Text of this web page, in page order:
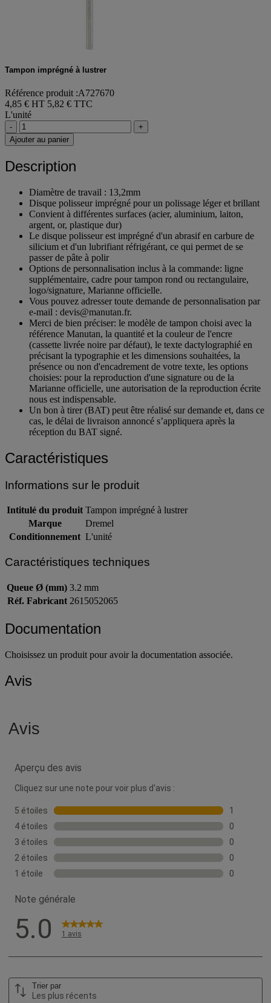
Tampon imprégné à lustrer
Référence produit :A727670
4,85 € HT 5,82 € TTC
L'unité
-
+
Ajouter au panier
Description
Diamètre de travail : 13,2mm
Disque polisseur imprégné pour un polissage léger et brillant
Convient à différentes surfaces (acier, aluminium, laiton,
argent, or, plastique dur)
Le disque polisseur est imprégné d'un abrasif en carbure de
silicium et d'un lubrifiant réfrigérant, ce qui permet de se
passer de pâte à polir
Options de personnalisation inclus à la commande: ligne
supplémentaire, cadre pour tampon rond ou rectangulaire,
logo/signature, Marianne officielle.
Vous pouvez adresser toute demande de personnalisation par
e-mail : devis@manutan.fr.
Merci de bien préciser: le modèle de tampon choisi avec la
référence Manutan, la quantité et la couleur de l'encre
(cassette livrée noire par défaut), le texte dactylographié en
précisant la typographie et les dimensions souhaitées, la
présence ou non d'encadrement de votre texte, les options
choisies: pour la reproduction d'une signature ou de la
Marianne officielle, une autorisation de la reproduction écrite
nous est indispensable.
Un bon à tirer (BAT) peut être réalisé sur demande et, dans ce
cas, le délai de livraison annoncé s’appliquera après la
réception du BAT signé.
Caractéristiques
Informations sur le produit
Intitulé du produit Tampon imprégné à lustrer
Marque
Dremel
Conditionnement L'unité
Caractéristiques techniques
Queue Ø (mm) 3.2 mm
Réf. Fabricant 2615052065
Documentation
Choisissez un produit pour avoir la documentation associée.
Avis